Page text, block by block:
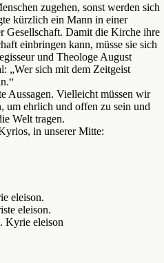
zugehen, sonst werden sich
kürzlich ein Mann in einer
Gesellschaft. Damit die Kirche ihre
einbringen kann, müsse sie sich
und Theologe August
„Wer sich mit dem Zeitgeist
Aussagen. Vielleicht müssen wir
ehrlich und offen zu sein und
Welt tragen.
in unserer Mitte:
eleison.
eleison.
Kyrie eleison